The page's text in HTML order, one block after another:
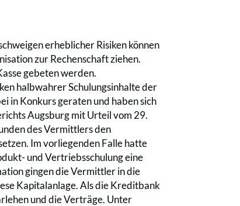
erheblicher Risiken können
zur Rechenschaft ziehen.
gebeten werden.
halbwahrer Schulungsinhalte der
in Konkurs geraten und haben sich
Augsburg mit Urteil vom 29.
des Vermittlers den
Im vorliegenden Falle hatte
und Vertriebsschulung eine
gingen die Vermittler in die
Kapitalanlage. Als die Kreditbank
und die Verträge. Unter